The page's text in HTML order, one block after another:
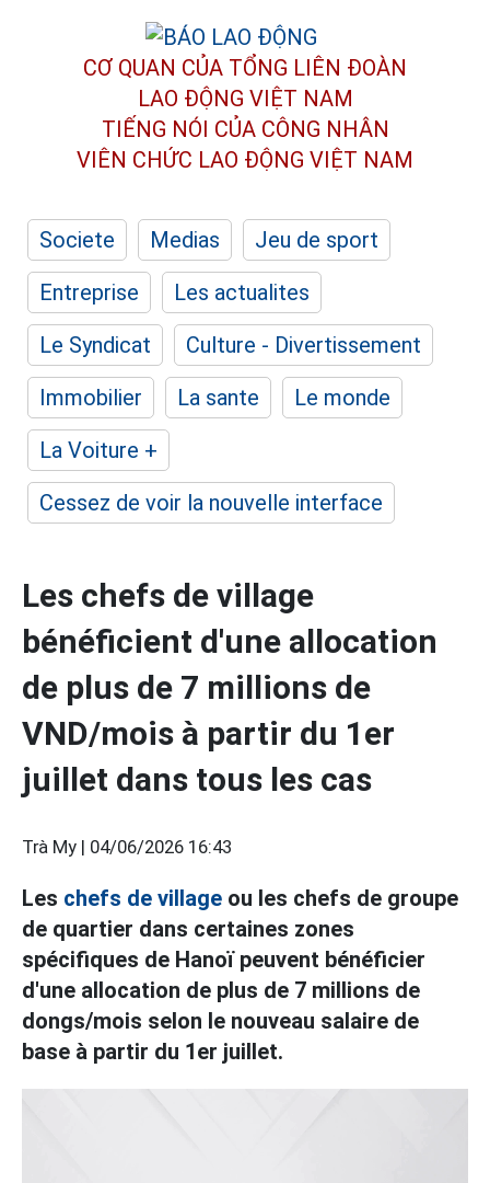
CƠ QUAN CỦA TỔNG LIÊN ĐOÀN
LAO ĐỘNG VIỆT NAM
TIẾNG NÓI CỦA CÔNG NHÂN
VIÊN CHỨC LAO ĐỘNG VIỆT NAM
Societe Medias
Jeu de sport
Entreprise
Les actualites
Le Syndicat
Culture - Divertissement
Immobilier
La sante
Le monde
La Voiture +
Cessez de voir la nouvelle interface
Les chefs de village
bénéficient d'une allocation
de plus de 7 millions de
VND/mois à partir du 1er
juillet dans tous les cas
Trà My | 04/06/2026 16:43
Les chefs de village ou les chefs de groupe
de quartier dans certaines zones
spécifiques de Hanoï peuvent bénéficier
d'une allocation de plus de 7 millions de
dongs/mois selon le nouveau salaire de
base à partir du 1er juillet.